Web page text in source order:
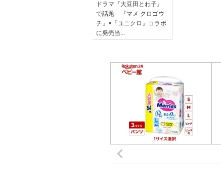
ドラマ『大豆田とわ子』
で話題 『マメ クロゴウ
チ』×『ユニクロ』コラボ
に発売当...